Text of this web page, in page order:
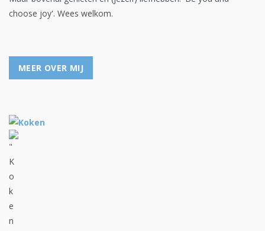
choose joy'. Wees welkom.
MEER OVER MIJ